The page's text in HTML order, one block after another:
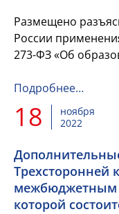
Размещено
России
273-ФЗ «Об
Подробнее…
18
ноября
2022
Трехсторонней
межбюджетным
которой